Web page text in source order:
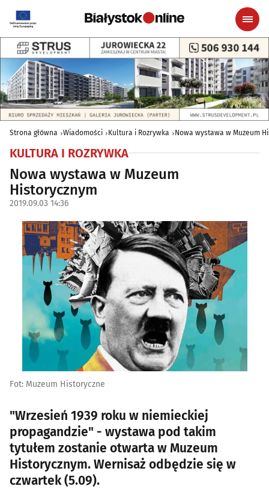
Strona główna Wiadomości Kultura i Rozrywka Nowa wystawa w Muzeum
KULTURA I ROZRYWKA
Nowa wystawa w Muzeum
Historycznym
2019.09.03 14:36
Fot: Muzeum Historyczne
"Wrzesień 1939 roku w niemieckiej
propagandzie" - wystawa pod takim
tytułem zostanie otwarta w Muzeum
Historycznym. Wernisaż odbędzie się w
czwartek (5.09).